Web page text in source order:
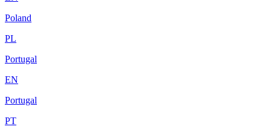
Poland
PL
Portugal
EN
Portugal
PT